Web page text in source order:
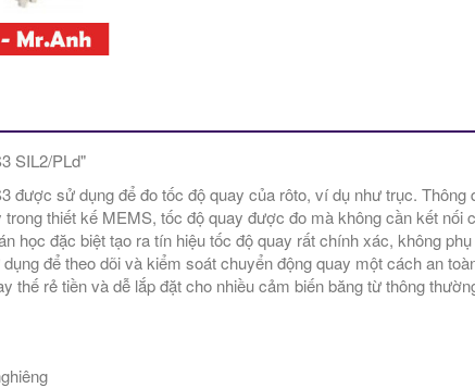
SIL2/PLd"
được sử dụng để đo tốc độ quay của rôto, ví dụ như trục. Thông
thiết kế MEMS, tốc độ quay được đo mà không cần kết nối
học đặc biệt tạo ra tín hiệu tốc độ quay rất chính xác, không
để theo dõi và kiểm soát chuyển động quay một cách an
thế rẻ tiền và dễ lắp đặt cho nhiều cảm biến băng từ thông